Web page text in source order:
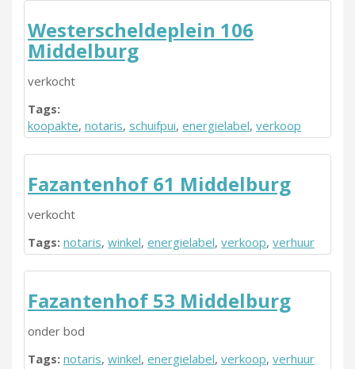
Westerscheldeplein 106
Middelburg
verkocht
Tags:
koopakte, notaris, schuifpui, energielabel, verkoop
Fazantenhof 61 Middelburg
verkocht
Tags: notaris, winkel, energielabel, verkoop, verhuur
Fazantenhof 53 Middelburg
onder bod
Tags: notaris, winkel, energielabel, verkoop, verhuur